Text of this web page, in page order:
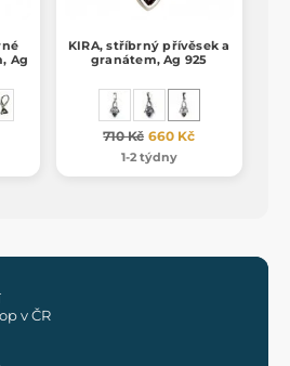
Ag
KIRA, stříbrný přívěsek a
granátem, Ag 925
710 Kč 660 Kč
1-2 týdny
v ČR